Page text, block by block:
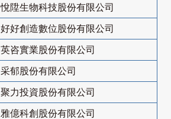
悅陞生物科技股份有限公司
好好創造數位股份有限公司
英咨實業股份有限公司
采郁股份有限公司
聚力投資股份有限公司
雅億科創股份有限公司